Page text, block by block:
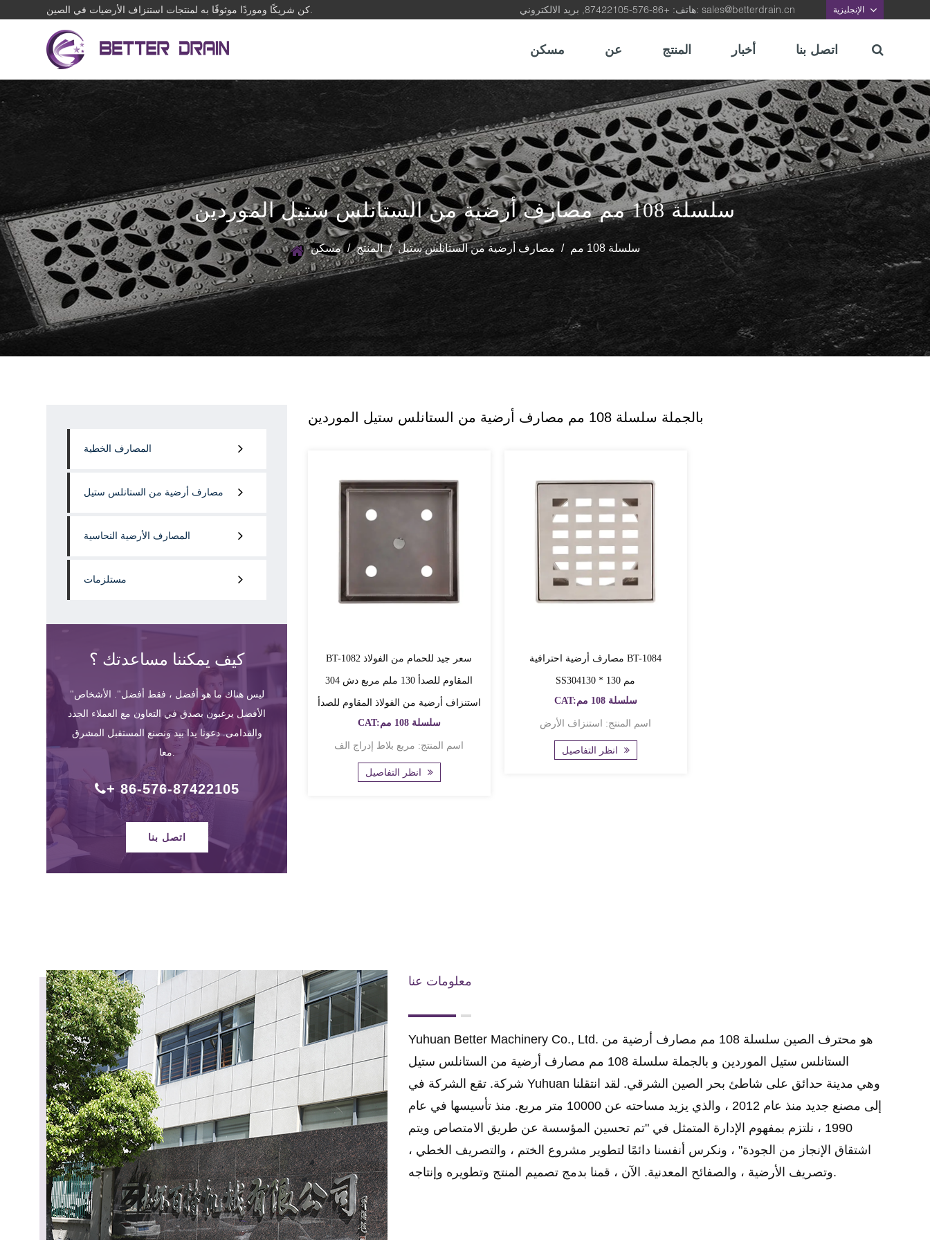
هاتف: +86-576-87422105, بريد الالكتروني: sales@betterdrain.cn الإنجليزية
مسكن عن المنتج أخبار اتصل بنا
سلسلة 108 مم مصارف أرضية من الستانلس ستيل الموردين
مسكن / المنتج / مصارف أرضية من الستانلس ستيل / سلسلة 108 مم
المصارف الخطية
مصارف أرضية من الستانلس ستيل
المصارف الأرضية النحاسية
مستلزمات
كيف يمكننا مساعدتك ؟
"ليس هناك ما هو أفضل ، فقط أفضل". الأشخاص
الأفضل يرغبون بصدق في التعاون مع العملاء الجدد
والقدامى. دعونا يدا بيد ونصنع المستقبل المشرق
معا.
+ 86-576-87422105
اتصل بنا
بالجملة سلسلة 108 مم مصارف أرضية من الستانلس ستيل الموردين
BT-1082 سعر جيد للحمام من الفولاذ
المقاوم للصدأ 130 ملم مربع دش 304
استنزاف أرضية من الفولاذ المقاوم للصدأ
CAT:سلسلة 108 مم
اسم المنتج: مربع بلاط إدراج الف
مصارف أرضية احترافية BT-1084
SS304130 * 130 مم
CAT:سلسلة 108 مم
اسم المنتج: استنزاف الأرض
معلومات عنا
Yuhuan Better Machinery Co., Ltd. هو محترف
الصين سلسلة 108 مم مصارف أرضية من
الستانلس ستيل الموردين و
بالجملة سلسلة 108 مم مصارف أرضية من الستانلس ستيل
شركة. تقع الشركة في Yuhuan وهي مدينة حدائق على شاطئ بحر الصين الشرقي. لقد انتقلنا
إلى مصنع جديد منذ عام 2012 ، والذي يزيد مساحته عن 10000 متر مربع. منذ تأسيسها في عام
1990 ، نلتزم بمفهوم الإدارة المتمثل في "تم تحسين المؤسسة عن طريق الامتصاص ويتم
اشتقاق الإنجاز من الجودة" ، ونكرس أنفسنا دائمًا لتطوير مشروع الختم ، والتصريف الخطي ،
وتصريف الأرضية ، والصفائح المعدنية. الآن ، قمنا بدمج تصميم المنتج وتطويره وإنتاجه.